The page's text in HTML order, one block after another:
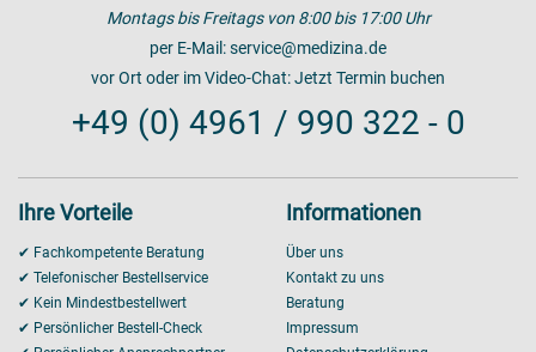
Montags bis Freitags von 8:00 bis 17:00 Uhr
per E-Mail:service@medizina.de
vor Ort oder im Video-Chat:Jetzt Termin buchen
+49 (0) 4961 / 990 322 - 0
Ihre Vorteile
✔ Fachkompetente Beratung
✔ Telefonischer Bestellservice
✔ Kein Mindestbestellwert
✔ Persönlicher Bestell-Check
Informationen
Über uns
Kontakt zu uns
Beratung
Impressum